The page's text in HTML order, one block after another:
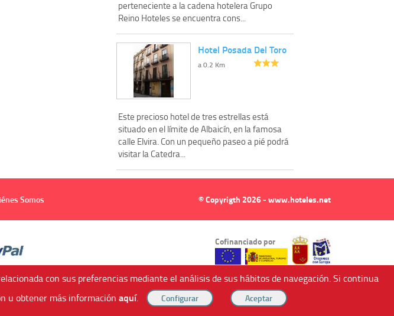
perteneciente a la cadena hotelera Grupo
Reino Hoteles se encuentra cons...
Hotel Posada Del Toro
a 0.2 Km
Este precioso hotel de tres estrellas está
situado en el límite de Albaicín, en la famosa
calle Elvira. Con un pequeño paseo a pié podrá
visitar la Catedra...
Somos © Copyrigth 2026 - www.hoteles.net
Cofinanciado por
Mayor nº46 Bajo, CP: 30893, Almendricos (Murcia, Spain).
con sus preferencias mediante el análisis de sus hábitos de navegación. Si continua
u obtener más información aquí.